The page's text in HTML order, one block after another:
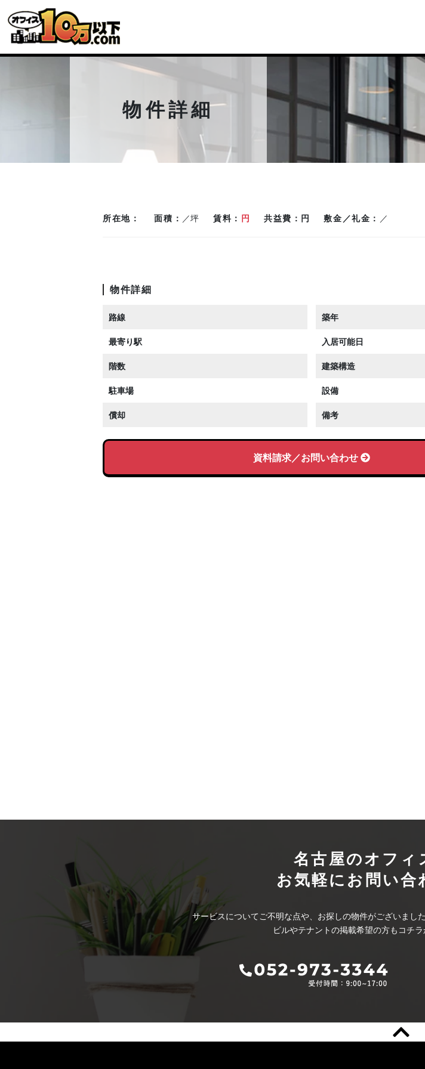
物件詳細
所在地 面積 ／坪 賃料 円 共益費 円 敷金／礼金 ／
物件詳細
路線
最寄り駅
階数
駐車場
償却
築年
入居可能日
建築構造
設備
備考
資料請求／お問い合わせ
名古屋のオフィ
お気軽にお問い合
サービスについてご不明な点や、お探しの物件がございまし
ビルやテナントの掲載希望の方もコチ